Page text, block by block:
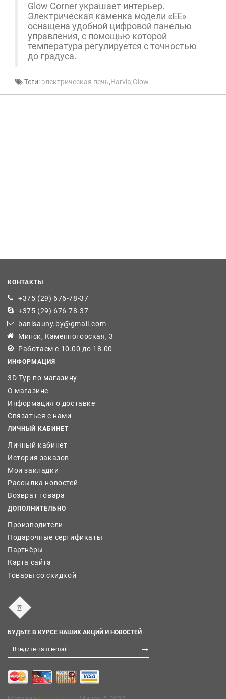
Glow Corner украшает интерьер.
Электрическая каменка модели «ЕЕ»
оснащена удобной цифровой панелью
управления, с помощью которой
температура регулируется с точностью
до градуса.
Теги: электрическая печь,Harvia,Glow
КОНТАКТЫ
+375 (29) 676-78-37
+375 (29) 676-78-37
banisauny.by@gmail.com
Минск, Каменногорская, 3
Работаем с 10.00 до 18.00
ИНФОРМАЦИЯ
3D Тур по магазину
О магазине
Информация о доставке
Связаться с нами
ЛИЧНЫЙ КАБИНЕТ
Личный кабинет
История заказов
Мои закладки
Рассылка новостей
Возврат товара
ДОПОЛНИТЕЛЬНО
Производители
Подарочные сертификаты
Партнёры
Карта сайта
Товары со скидкой
БУДЬТЕ В КУРСЕ НАШИХ АКЦИЙ И НОВОСТЕЙ